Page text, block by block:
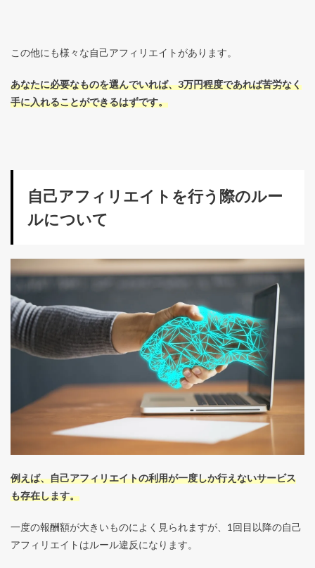
この他にも様々な自己アフィリエイトがあります。
あなたに必要なものを選んでいれば、3万円程度であれば苦労なく
手に入れることができるはずです。
自己アフィリエイトを行う際のルー
ルについて
例えば、自己アフィリエイトの利用が一度しか行えないサービス
も存在します。
一度の報酬額が大きいものによく見られますが、1回目以降の自己
アフィリエイトはルール違反になります。